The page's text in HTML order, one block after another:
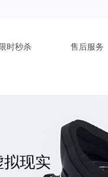
限时秒杀 售后服务
现实